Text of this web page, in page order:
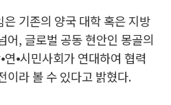
기존의 양국 대학 혹은 지방
어, 글로벌 공동 현안인 몽골의
⦁시민사회가 연대하여 협력
이라 볼 수 있다고 밝혔다.